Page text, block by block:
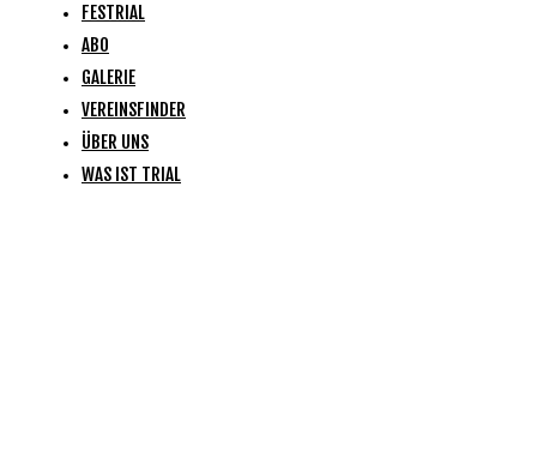
FESTRIAL
ABO
GALERIE
VEREINSFINDER
ÜBER UNS
WAS IST TRIAL